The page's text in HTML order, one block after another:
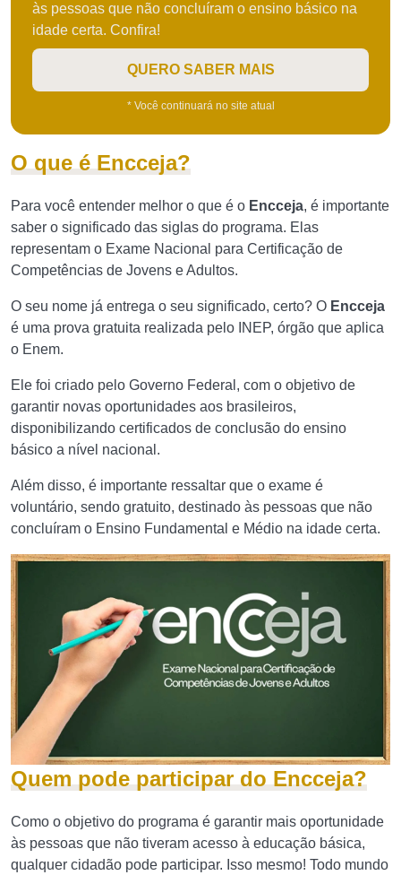
às pessoas que não concluíram o ensino básico na
idade certa. Confira!
QUERO SABER MAIS
* Você continuará no site atual
O que é Encceja?
Para você entender melhor o que é o Encceja, é importante
saber o significado das siglas do programa. Elas
representam o Exame Nacional para Certificação de
Competências de Jovens e Adultos.
O seu nome já entrega o seu significado, certo? O Encceja
é uma prova gratuita realizada pelo INEP, órgão que aplica
o Enem.
Ele foi criado pelo Governo Federal, com o objetivo de
garantir novas oportunidades aos brasileiros,
disponibilizando certificados de conclusão do ensino
básico a nível nacional.
Além disso, é importante ressaltar que o exame é
voluntário, sendo gratuito, destinado às pessoas que não
concluíram o Ensino Fundamental e Médio na idade certa.
Quem pode participar do Encceja?
Como o objetivo do programa é garantir mais oportunidade
às pessoas que não tiveram acesso à educação básica,
qualquer cidadão pode participar. Isso mesmo! Todo mundo